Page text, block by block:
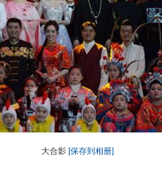
大合影 [保存到相册]